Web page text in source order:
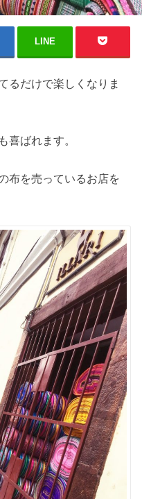
LINE
るだけで楽しくなりま
喜ばれます。
布を売っているお店を